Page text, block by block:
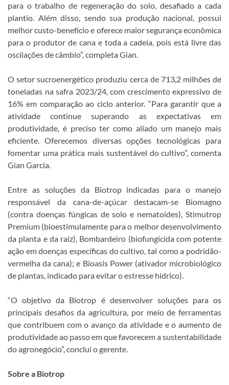
para o trabalho de regeneração do solo, desafiado a cada
plantio. Além disso, sendo sua produção nacional, possui
melhor custo-benefício e oferece maior segurança econômica
para o produtor de cana e toda a cadeia, pois está livre das
oscilações de câmbio”, completa Gian.
O setor sucroenergético produziu cerca de 713,2 milhões de
toneladas na safra 2023/24, com crescimento expressivo de
16% em comparação ao ciclo anterior. “Para garantir que a
atividade continue superando as expectativas em
produtividade, é preciso ter como aliado um manejo mais
eficiente. Oferecemos diversas opções tecnológicas para
fomentar uma prática mais sustentável do cultivo”, comenta
Gian Garcia.
Entre as soluções da Biotrop indicadas para o manejo
responsável da cana-de-açúcar destacam-se Biomagno
(contra doenças fúngicas de solo e nematoides), Stimutrop
Premium (bioestimulamente para o melhor desenvolvimento
da planta e da raiz), Bombardeiro (biofungicida com potente
ação em doenças específicas do cultivo, tal como a podridão-
vermelha da cana); e Bioasis Power (ativador microbiológico
de plantas, indicado para evitar o estresse hídrico).
“O objetivo da Biotrop é desenvolver soluções para os
principais desafios da agricultura, por meio de ferramentas
que contribuem com o avanço da atividade e o aumento de
produtividade ao passo em que favorecem a sustentabilidade
do agronegócio”, conclui o gerente.
Sobre a Biotrop